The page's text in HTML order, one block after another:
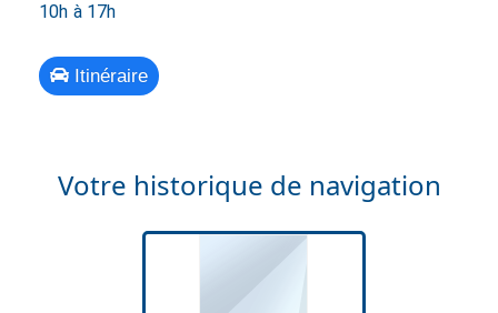
10h à 17h
Itinéraire
Votre historique de navigation